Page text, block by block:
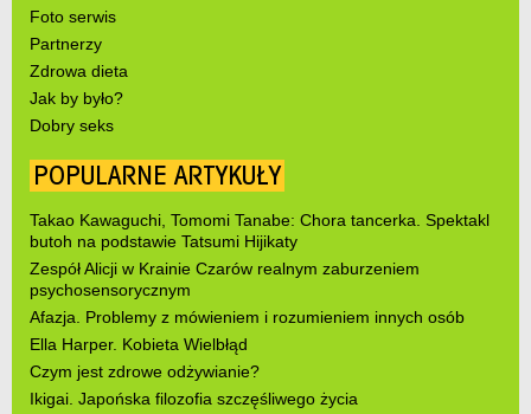
Foto serwis
Partnerzy
Zdrowa dieta
Jak by było?
Dobry seks
POPULARNE ARTYKUŁY
Takao Kawaguchi, Tomomi Tanabe: Chora tancerka. Spektakl
butoh na podstawie Tatsumi Hijikaty
Zespół Alicji w Krainie Czarów realnym zaburzeniem
psychosensorycznym
Afazja. Problemy z mówieniem i rozumieniem innych osób
Ella Harper. Kobieta Wielbłąd
Czym jest zdrowe odżywianie?
Ikigai. Japońska filozofia szczęśliwego życia